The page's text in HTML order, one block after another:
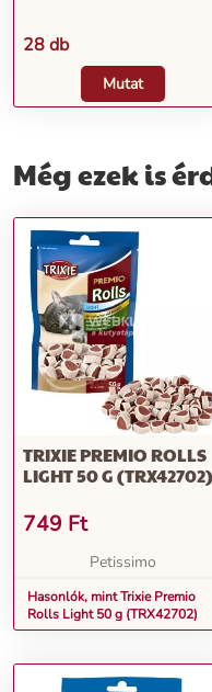
28 db
Mutat
Még ezek is
TRIXIE PREMIO ROLLS
LIGHT 50 G (TRX42702)
749 Ft
Petissimo
Hasonlók, mint Trixie Premio
Rolls Light 50 g (TRX42702)